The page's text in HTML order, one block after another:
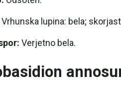
Vrhunska lupina: bela;
Verjetno bela.